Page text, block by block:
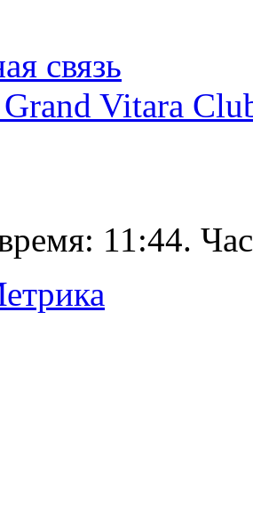
связь
Vitara
11:44.